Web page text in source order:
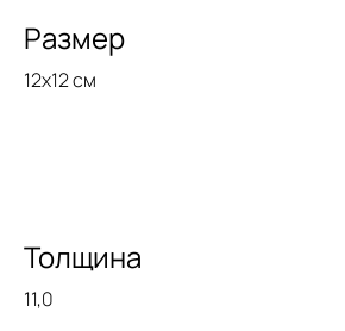
Размер
12x12 см
Толщина
11,0